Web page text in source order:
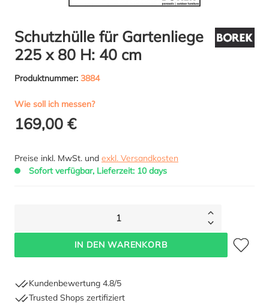
Schutzhülle für Gartenliege
225 x 80 H: 40 cm
Produktnummer: 3884
Wie soll ich messen?
169,00 €
Preise inkl. MwSt. und exkl. Versandkosten
Sofort verfügbar, Lieferzeit: 10 days
1
IN DEN WARENKORB
Zum
Kundenbewertung 4.8/5
Trusted Shops zertifiziert